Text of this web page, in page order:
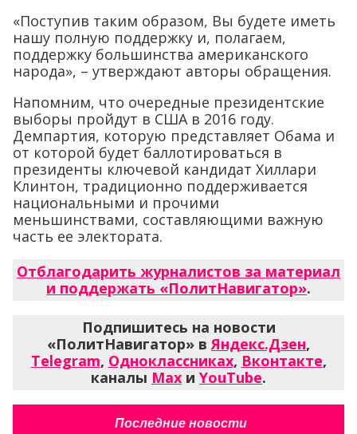
«Поступив таким образом, Вы будете иметь
нашу полную поддержку и, полагаем,
поддержку большинства американского
народа», – утверждают авторы обращения.
Напомним, что очередные президентские
выборы пройдут в США в 2016 году.
Демпартия, которую представляет Обама и
от которой будет баллотироваться в
президенты ключевой кандидат Хиллари
Клинтон, традиционно поддерживается
национальными и прочими
меньшинствами, составляющими важную
часть ее электората.
Отблагодарить журналистов за материал
и поддержать «ПолитНавигатор».
Подпишитесь на новости
«ПолитНавигатор» вЯндекс.Дзен,
Telegram, Одноклассниках, Вконтакте,
каналы Max и YouTube.
Последние новости